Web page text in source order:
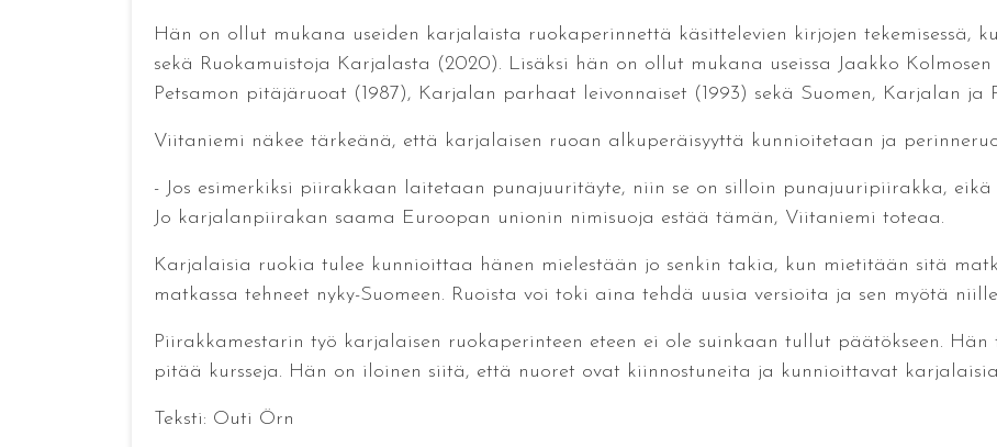
Hän on ollut mukana useiden karjalaista ruokaperinnettä käsittelevien kirjojen tekemisessä,
sekä Ruokamuistoja Karjalasta (2020). Lisäksi hän on ollut mukana useissa Jaakko
Petsamon pitäjäruoat (1987), Karjalan parhaat leivonnaiset (1993) sekä Suomen, Karjalan
Viitaniemi näkee tärkeänä, että karjalaisen ruoan alkuperäisyyttä kunnioitetaan ja
- Jos esimerkiksi piirakkaan laitetaan punajuuritäyte, niin se on silloin punajuuripiirakka,
Jo karjalanpiirakan saama Euroopan unionin nimisuoja estää tämän, Viitaniemi toteaa.
Karjalaisia ruokia tulee kunnioittaa hänen mielestään jo senkin takia, kun mietitään sitä
matkassa tehneet nyky-Suomeen. Ruoista voi toki aina tehdä uusia versioita ja sen myötä
Piirakkamestarin työ karjalaisen ruokaperinteen eteen ei ole suinkaan tullut päätökseen. Hän
pitää kursseja. Hän on iloinen siitä, että nuoret ovat kiinnostuneita ja kunnioittavat
Teksti: Outi Örn